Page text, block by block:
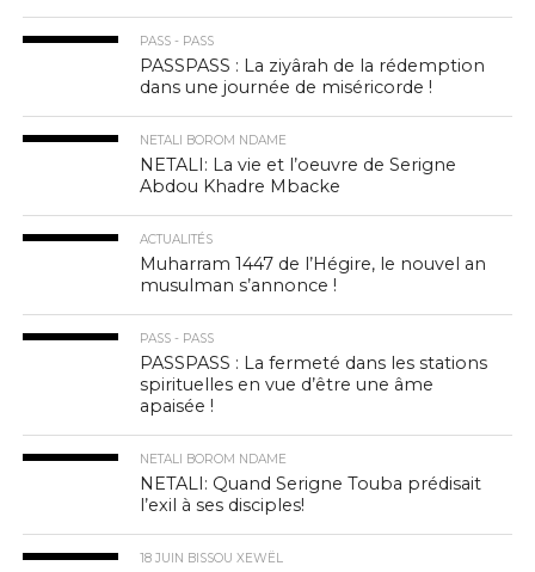
PASS - PASS
PASSPASS : La ziyârah de la rédemption
dans une journée de miséricorde !
NETALI BOROM NDAME
NETALI: La vie et l’oeuvre de Serigne
Abdou Khadre Mbacke
ACTUALITÉS
Muharram 1447 de l’Hégire, le nouvel an
musulman s’annonce !
PASS - PASS
PASSPASS : La fermeté dans les stations
spirituelles en vue d’être une âme
apaisée !
NETALI BOROM NDAME
NETALI: Quand Serigne Touba prédisait
l’exil à ses disciples!
18 JUIN BISSOU XEWËL